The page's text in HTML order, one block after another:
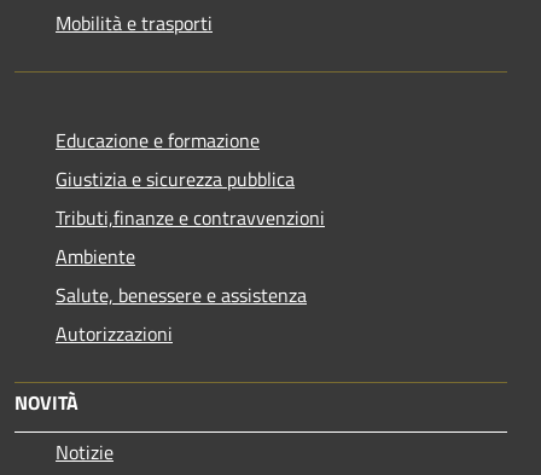
Mobilità e trasporti
Educazione e formazione
Giustizia e sicurezza pubblica
Tributi,finanze e contravvenzioni
Ambiente
Salute, benessere e assistenza
Autorizzazioni
NOVITÀ
Notizie